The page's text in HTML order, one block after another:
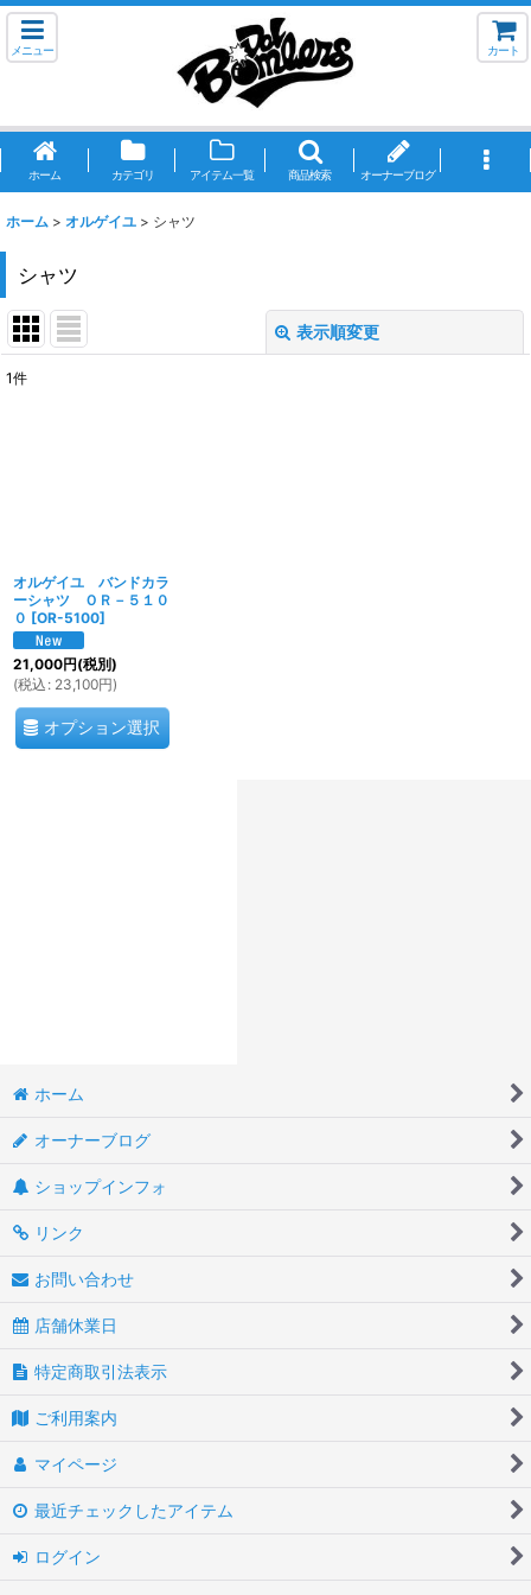
メニュー カート
ホーム カテゴリ アイテム一覧 商品検索 オーナーブログ
ホーム > オルゲイユ > シャツ
シャツ
表示順変更
1件
オルゲイユ バンドカラ
ーシャツ ＯＲ－５１０
０ [OR-5100]
21,000円(税別)
(税込 : 23,100円)
オプション選択
ホーム
オーナーブログ
ショップインフォ
リンク
お問い合わせ
店舗休業日
特定商取引法表示
ご利用案内
マイページ
最近チェックしたアイテム
ログイン